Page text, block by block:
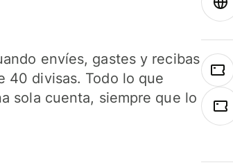
envíes, gastes y recibas
40 divisas. Todo lo que
sola cuenta, siempre que lo